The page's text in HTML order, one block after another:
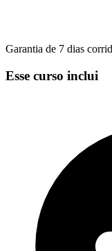
Garantia de 7 dias
Esse curso inclui